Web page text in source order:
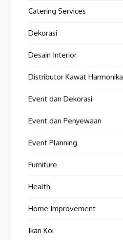
Catering Services
Dekorasi
Desain Interior
Distributor Kawat Harmonika
Event dan Dekorasi
Event dan Penyewaan
Event Planning
Furniture
Health
Home Improvement
Ikan Koi